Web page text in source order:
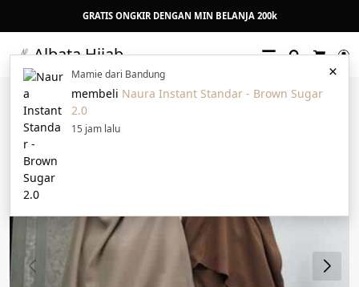
GRATIS ONGKIR DENGAN MIN BELANJA 200k
Albata Hijab
Search
Cart
6%
×
Mamie dari Bandung
membeli Naura Instant Standar - Brown Sugar
2.0
15 jam lalu